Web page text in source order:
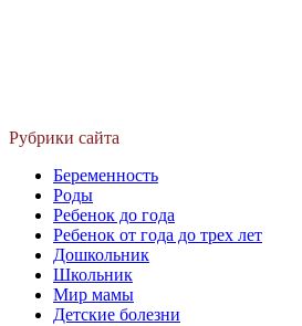
Рубрики сайта
Беременность
Роды
Ребенок до года
Ребенок от года до трех лет
Дошкольник
Школьник
Мир мамы
Детские болезни